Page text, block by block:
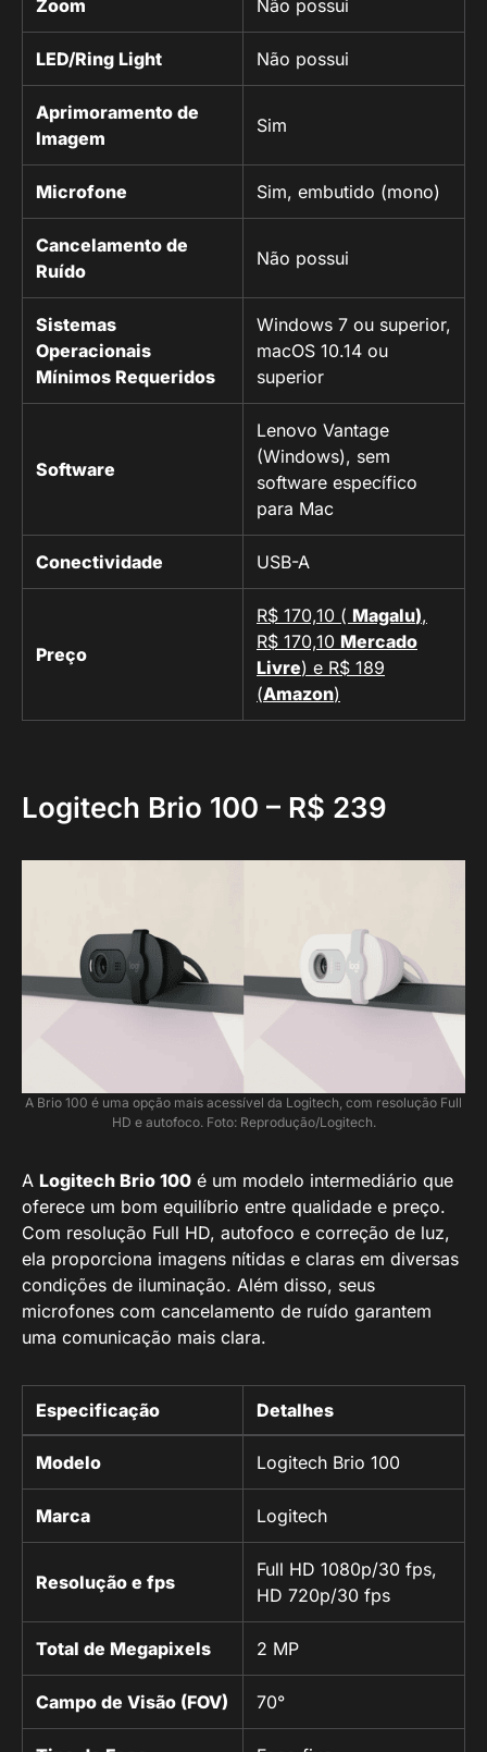
Zoom Não possui
LED/Ring Light Não possui
Aprimoramento de
Imagem
Sim
Microfone Sim, embutido (mono)
Cancelamento de
Ruído
Não possui
Sistemas
Operacionais
Mínimos Requeridos
Windows 7 ou superior,
macOS 10.14 ou
superior
Software
Lenovo Vantage
(Windows), sem
software específico
para Mac
Conectividade USB-A
Preço
R$ 170,10 ( Magalu),
R$ 170,10 Mercado
Livre) e R$ 189
(Amazon)
Logitech Brio 100 – R$ 239
A Brio 100 é uma opção mais acessível da Logitech, com resolução Full
HD e autofoco. Foto: Reprodução/Logitech.
A Logitech Brio 100 é um modelo intermediário que
oferece um bom equilíbrio entre qualidade e preço.
Com resolução Full HD, autofoco e correção de luz,
ela proporciona imagens nítidas e claras em diversas
condições de iluminação. Além disso, seus
microfones com cancelamento de ruído garantem
uma comunicação mais clara.
Especificação Detalhes
Modelo Logitech Brio 100
Marca Logitech
Resolução e fps
Full HD 1080p/30 fps,
HD 720p/30 fps
Total de Megapixels 2 MP
Campo de Visão (FOV) 70°